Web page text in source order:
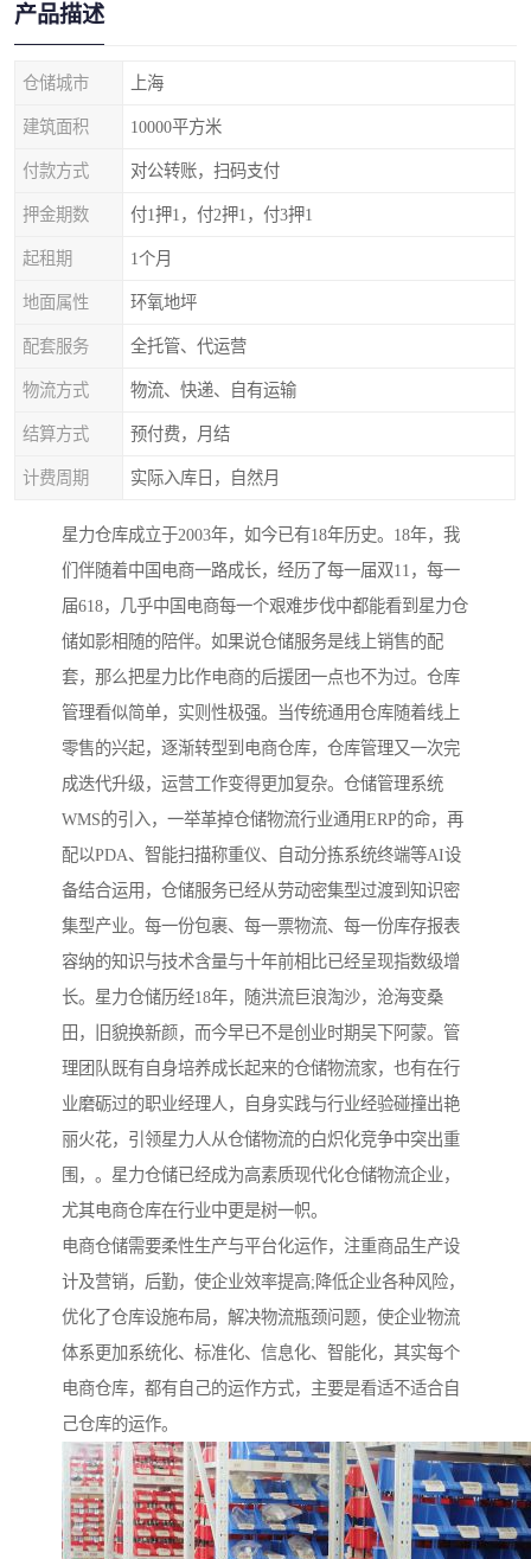
产品描述
仓储城市 上海
建筑面积 10000平方米
付款方式 对公转账，扫码支付
押金期数 付1押1，付2押1，付3押1
起租期 1个月
地面属性 环氧地坪
配套服务 全托管、代运营
物流方式 物流、快递、自有运输
结算方式 预付费，月结
计费周期 实际入库日，自然月
星力仓库成立于2003年，如今已有18年历史。18年，我
们伴随着中国电商一路成长，经历了每一届双11，每一
届618，几乎中国电商每一个艰难步伐中都能看到星力仓
储如影相随的陪伴。如果说仓储服务是线上销售的配
套，那么把星力比作电商的后援团一点也不为过。仓库
管理看似简单，实则性极强。当传统通用仓库随着线上
零售的兴起，逐渐转型到电商仓库，仓库管理又一次完
成迭代升级，运营工作变得更加复杂。仓储管理系统
WMS的引入，一举革掉仓储物流行业通用ERP的命，再
配以PDA、智能扫描称重仪、自动分拣系统终端等AI设
备结合运用，仓储服务已经从劳动密集型过渡到知识密
集型产业。每一份包裹、每一票物流、每一份库存报表
容纳的知识与技术含量与十年前相比已经呈现指数级增
长。星力仓储历经18年，随洪流巨浪淘沙，沧海变桑
田，旧貌换新颜，而今早已不是创业时期吴下阿蒙。管
理团队既有自身培养成长起来的仓储物流家，也有在行
业磨砺过的职业经理人，自身实践与行业经验碰撞出艳
丽火花，引领星力人从仓储物流的白炽化竞争中突出重
围，。星力仓储已经成为高素质现代化仓储物流企业，
尤其电商仓库在行业中更是树一帜。
电商仓储需要柔性生产与平台化运作，注重商品生产设
计及营销，后勤，使企业效率提高;降低企业各种风险，
优化了仓库设施布局，解决物流瓶颈问题，使企业物流
体系更加系统化、标准化、信息化、智能化，其实每个
电商仓库，都有自己的运作方式，主要是看适不适合自
己仓库的运作。